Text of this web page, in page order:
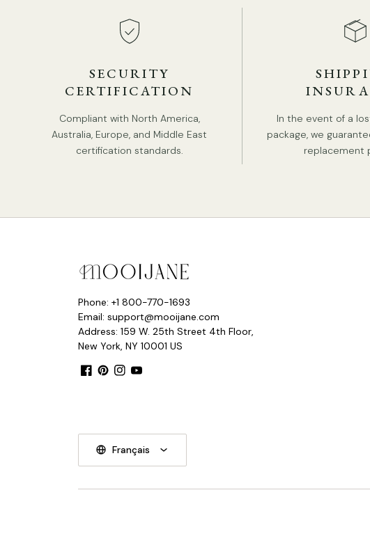
SECURITY
CERTIFICATION
Compliant with North America,
Australia, Europe, and Middle East
certification standards.
In the event of a
package, we
replacement
Phone: +1 800-770-1693
Email: support@mooijane.com
Address: 159 W. 25th Street 4th Floor,
New York, NY 10001 US
Français